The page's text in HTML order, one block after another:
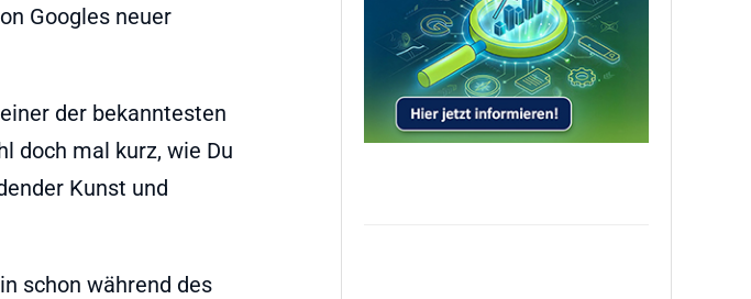
Googles neuer
der bekanntesten
doch mal kurz, wie Du
Kunst und
schon während des